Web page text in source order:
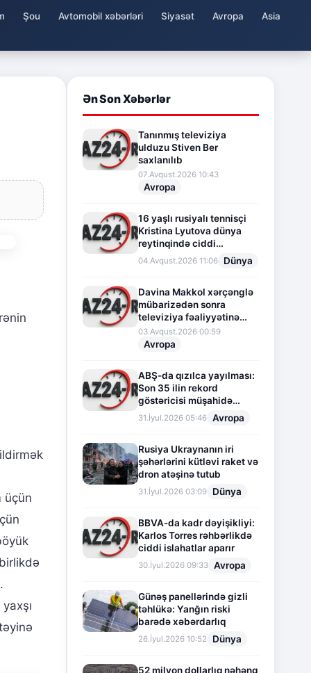
Şou Avtomobil xəbərləri Siyasət Avropa Asia
üçün
Ən Son Xəbərlər
Tanınmış televiziya
ulduzu Stiven Ber
saxlanılıb
07.Avqust.2026 10:43
Avropa
16 yaşlı rusiyalı tennisçi
Kristina Lyutova dünya
reytinqində ciddi
irəliləyişə imza atdı
04.Avqust.2026 11:06 Dünya
Davina Makkol xərçənglə
mübarizədən sonra
televiziya fəaliyyətinə
fasilə verir
03.Avqust.2026 00:59
Avropa
ABŞ-da qızılca yayılması:
Son 35 ilin rekord
göstəricisi müşahidə
olunur
31.İyul.2026 05:46 Avropa
Rusiya Ukraynanın iri
şəhərlərini kütləvi raket və
dron atəşinə tutub
31.İyul.2026 03:09 Dünya
BBVA-da kadr dəyişikliyi:
Karlos Torres rəhbərlikdə
ciddi islahatlar aparır
30.İyul.2026 09:33 Avropa
Günəş panellərində gizli
təhlükə: Yanğın riski
barədə xəbərdarlıq
26.İyul.2026 10:52 Dünya
52 milyon dollarlıq nəhəng